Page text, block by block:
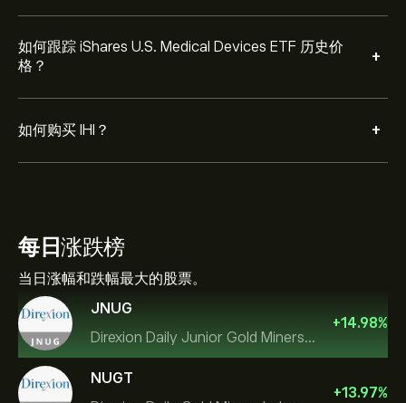
如何跟踪 iShares U.S. Medical Devices ETF 历史价
格？
+
如何购买 IHI？ +
每日涨跌榜
当日涨幅和跌幅最大的股票。
JNUG
Direxion Daily Junior Gold Miners Index Bull 2X ETF
+14.98%
NUGT
+13.97%